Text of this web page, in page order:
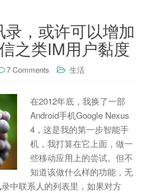
，或许可以增加
之类IM用户黏度
7 Comments 生活
在2012年底，我换了一部
Android手机Google Nexus
4，这是我的第一步智能手
机，我打算在它上面，做一
些移动应用上的尝试。但不
知道该做什么样的功能，无
中联系人的列表里，如果对方